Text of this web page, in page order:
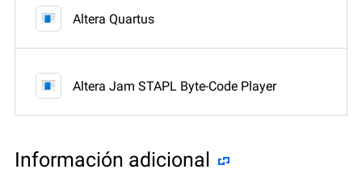
Altera Quartus
Altera Jam STAPL Byte-Code Player
Información adicional